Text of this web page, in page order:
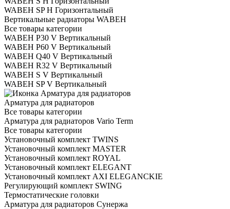
WABEH SP H Горизонтальный
Вертикальные радиаторы WABEH
Все товары категории
WABEH P30 V Вертикальный
WABEH P60 V Вертикальный
WABEH Q40 V Вертикальный
WABEH R32 V Вертикальный
WABEH S V Вертикальный
WABEH SP V Вертикальный
Арматура для радиаторов
Все товары категории
Арматура для радиаторов Vario Term
Все товары категории
Установочный комплект TWINS
Установочный комплект MASTER
Установочный комплект ROYAL
Установочный комплект ELEGANT
Установочный комплект AXI ELEGANCKIE
Регулирующий комплект SWING
Термостатические головки
Арматура для радиаторов Сунержа